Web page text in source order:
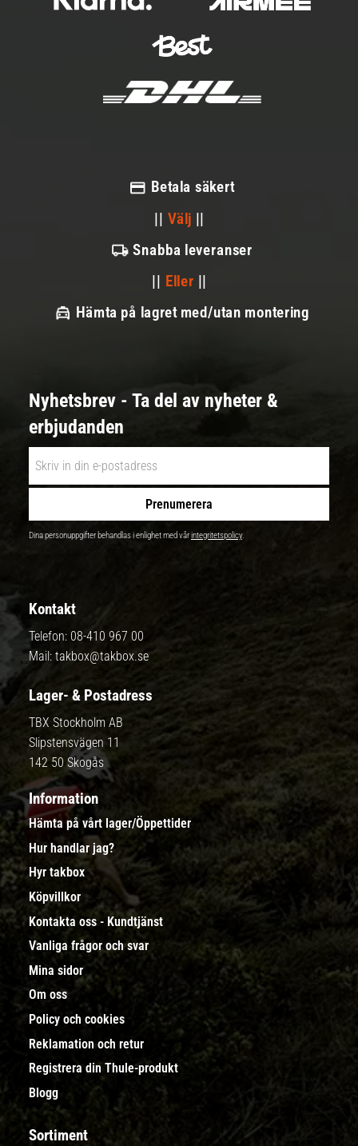
Betala säkert
|| Välj ||
Snabba leveranser
|| Eller ||
Hämta på lagret med/utan montering
Nyhetsbrev - Ta del av nyheter &
erbjudanden
Prenumerera
Dina personuppgifter behandlas i enlighet med vårintegritetspolicy.
Kontakt
Telefon: 08-410 967 00
Mail: takbox@takbox.se
Lager- & Postadress
TBX Stockholm AB
Slipstensvägen 11
142 50 Skogås
Information
Hämta på vårt lager/Öppettider
Hur handlar jag?
Hyr takbox
Köpvillkor
Kontakta oss - Kundtjänst
Vanliga frågor och svar
Mina sidor
Om oss
Policy och cookies
Reklamation och retur
Registrera din Thule-produkt
Blogg
Sortiment